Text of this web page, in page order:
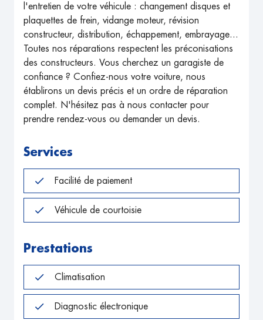
l'entretien de votre véhicule : changement disques et
plaquettes de frein, vidange moteur, révision
constructeur, distribution, échappement, embrayage...
Toutes nos réparations respectent les préconisations
des constructeurs. Vous cherchez un garagiste de
confiance ? Confiez-nous votre voiture, nous
établirons un devis précis et un ordre de réparation
complet. N'hésitez pas à nous contacter pour
prendre rendez-vous ou demander un devis.
Services
Facilité de paiement
Véhicule de courtoisie
Prestations
Climatisation
Diagnostic électronique